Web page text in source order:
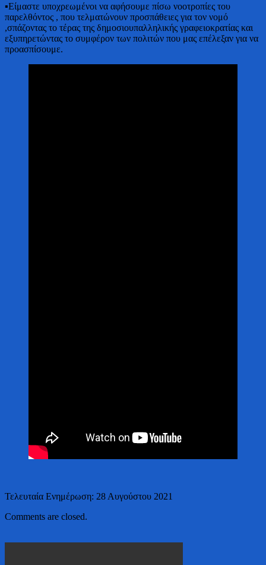
▪Είμαστε υποχρεωμένοι να αφήσουμε πίσω νοοτροπίες του
παρελθόντος , που τελματώνουν προσπάθειες για τον νομό
,σπάζοντας το τέρας της δημοσιουπαλληλικής γραφειοκρατίας και
εξυπηρετώντας το συμφέρον των πολιτών που μας επέλεξαν για να
προασπίσουμε.
Τελευταία Ενημέρωση: 28 Αυγούστου 2021
Comments are closed.